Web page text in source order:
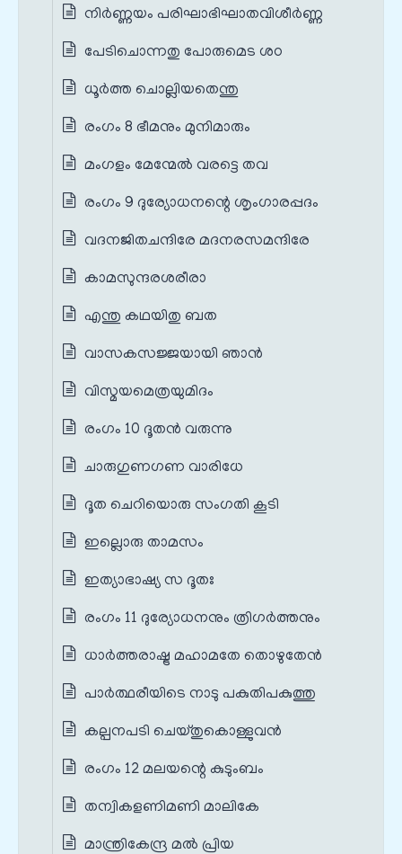
നിർണ്ണയം പരിഘാഭിഘാതവിശീർണ്ണ
പേടിചൊന്നതു പോരുമെട ശഠ
ധൂർത്ത ചൊല്ലിയതെന്തു
രംഗം 8 ഭീമനും മുനിമാരും
മംഗളം മേന്മേൽ വരട്ടെ തവ
രംഗം 9 ദുര്യോധനന്റെ ശൃംഗാരപ്പദം
വദനജിതചന്ദിരേ മദനരസമന്ദിരേ
കാമസുന്ദരശരീരാ
എന്തു കഥയിതു ബത
വാസകസജ്ജയായി ഞാൻ
വിസ്മയമെത്രയുമിദം
രംഗം 10 ദൂതൻ വരുന്നു
ചാരുഗുണഗണ വാരിധേ
ദൂത ചെറിയൊരു സംഗതി കൂടി
ഇല്ലൊരു താമസം
ഇത്യാഭാഷ്യ സ ദൂതഃ
രംഗം 11 ദുര്യോധനനും ത്രിഗർത്തനും
ധാർത്തരാഷ്ട്ര മഹാമതേ തൊഴുതേൻ
പാർത്ഥരീയിടെ നാടു പകുതിപകുത്തു
കല്പനപടി ചെയ്തുകൊള്ളുവൻ
രംഗം 12 മലയന്റെ കുടുംബം
തന്വികളണിമണി മാലികേ
മാന്ത്രികേന്ദ്ര മൽ പ്രിയ